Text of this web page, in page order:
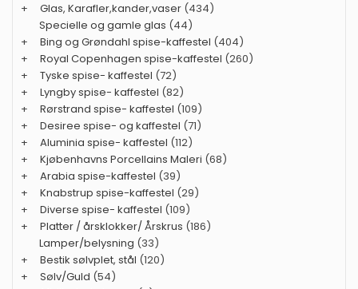
+
Glas, Karafler,kander,vaser (434)
Specielle og gamle glas (44)
+
Bing og Grøndahl spise-kaffestel (404)
+
Royal Copenhagen spise-kaffestel (260)
+
Tyske spise- kaffestel (72)
+
Lyngby spise- kaffestel (82)
+
Rørstrand spise- kaffestel (109)
+
Desiree spise- og kaffestel (71)
+
Aluminia spise- kaffestel (112)
+
Kjøbenhavns Porcellains Maleri (68)
+
Arabia spise-kaffestel (39)
+
Knabstrup spise-kaffestel (29)
+
Diverse spise- kaffestel (109)
+
Platter / årsklokker/ Årskrus (186)
Lamper/belysning (33)
+
Bestik sølvplet, stål (120)
+
Sølv/Guld (54)